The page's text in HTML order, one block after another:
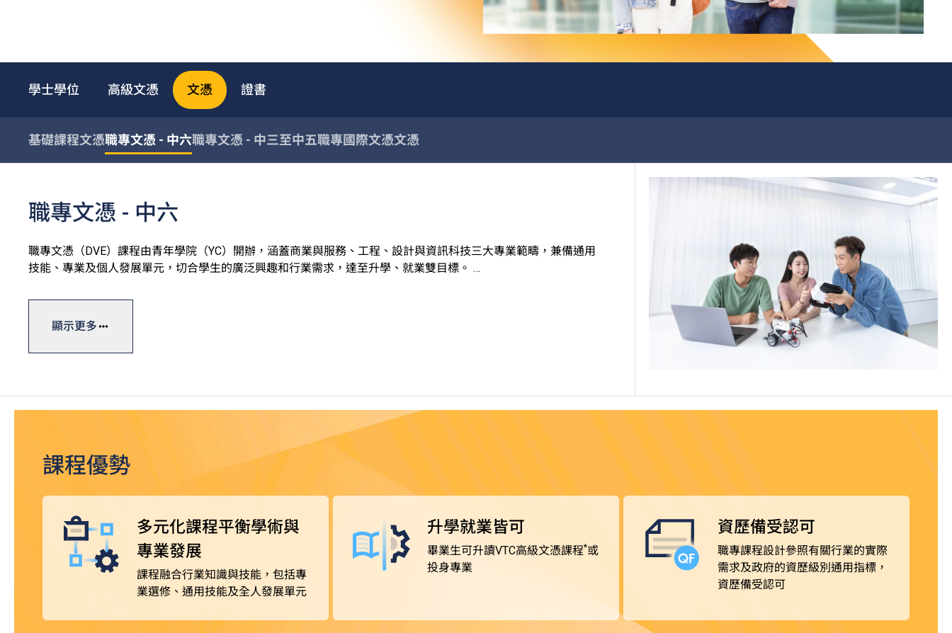
學士學位 高級文憑 文憑 證書
基礎課程文憑職專文憑 - 中六職專文憑 - 中三至中五職專國際文憑文憑
職專文憑 - 中六
職專文憑（DVE）課程由青年學院（YC）開辦，涵蓋商業與服務、工程、設計與資訊科技三大專業範疇，兼備通用
技能、專業及個人發展單元，切合學生的廣泛興趣和行業需求，達至升學、就業雙目標。
職專文憑課程一般修讀期為一年，部份單元以中文授課及評核。課程設計參照有關行業的實際需求及政府的資歷級別
通用指標，資歷廣獲認可。
畢業生可升讀VTC高級文憑課程
顯示更多
課程優勢
多元化課程平衡學術與
專業發展
課程融合行業知識與技能，包括專
業選修、通用技能及全人發展單元
升學就業皆可
畢業生可升讀VTC高級文憑課程*或
投身專業
資歷備受認可
職專課程設計參照有關行業的實際
需求及政府的資歷級別通用指標，
資歷備受認可